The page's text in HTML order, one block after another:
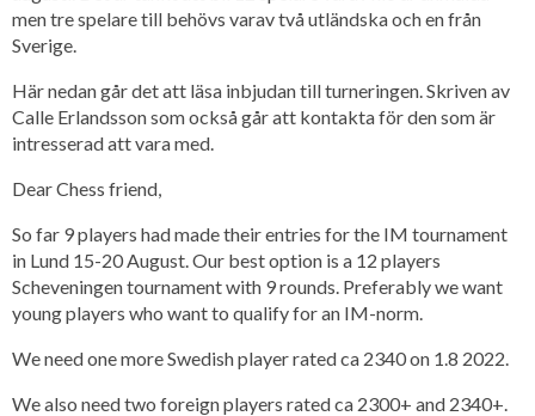
men tre spelare till behövs varav två utländska och en från
Sverige.
Här nedan går det att läsa inbjudan till turneringen. Skriven av
Calle Erlandsson som också går att kontakta för den som är
intresserad att vara med.
Dear Chess friend,
So far 9 players had made their entries for the IM tournament
in Lund 15-20 August. Our best option is a 12 players
Scheveningen tournament with 9 rounds. Preferably we want
young players who want to qualify for an IM-norm.
We need one more Swedish player rated ca 2340 on 1.8 2022.
We also need two foreign players rated ca 2300+ and 2340+.